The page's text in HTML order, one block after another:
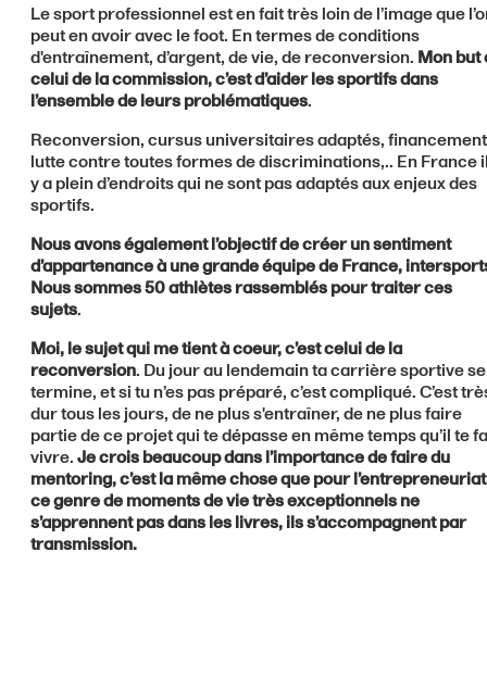
Le sport professionnel est en fait très loin de l’image que
peut en avoir avec le foot. En termes de conditions
d'entraînement, d’argent, de vie, de reconversion. Mon but
celui de la commission, c’est d’aider les sportifs dans
l’ensemble de leurs problématiques.
Reconversion, cursus universitaires adaptés,
lutte contre toutes formes de discriminations,.. En France
y a plein d’endroits qui ne sont pas adaptés aux enjeux des
sportifs.
Nous avons également l’objectif de créer un sentiment
d’appartenance à une grande équipe de France,
Nous sommes 50 athlètes rassemblés pour traiter ces
sujets.
Moi, le sujet qui me tient à coeur, c’est celui de la
reconversion. Du jour au lendemain ta carrière sportive se
termine, et si tu n’es pas préparé, c’est compliqué. C’est
dur tous les jours, de ne plus s'entraîner, de ne plus faire
partie de ce projet qui te dépasse en même temps qu’il te
vivre.Je crois beaucoup dans l’importance de faire du
mentoring, c’est la même chose que pour
ce genre de moments de vie très exceptionnels ne
s’apprennent pas dans les livres, ils s’accompagnent par
transmission.